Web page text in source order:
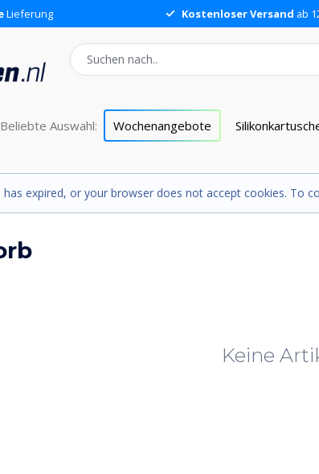
Lieferung Kostenloser Versand ab
Beliebte Auswahl: Wochenangebote
has expired, or your browser does not accept cookies. To
Keine